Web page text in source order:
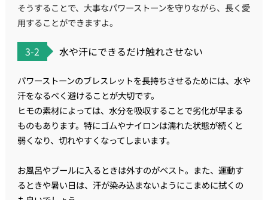
そうすることで、大事なパワーストーンを守りながら、長く愛
用することができますよ。
3-2 水や汗にできるだけ触れさせない
パワーストーンのブレスレットを長持ちさせるためには、水や
汗をなるべく避けることが大切です。
ヒモの素材によっては、水分を吸収することで劣化が早まる
ものもあります。特にゴムやナイロンは濡れた状態が続くと
弱くなり、切れやすくなってしまいます。
お風呂やプールに入るときは外すのがベスト。また、運動す
るときや暑い日は、汗が染み込まないようにこまめに拭くの